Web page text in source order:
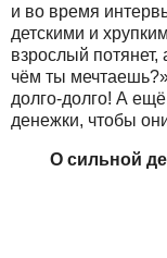
и во время
детскими и
взрослый
чём ты
долго-долго! А
денежки, чтобы
О сильной